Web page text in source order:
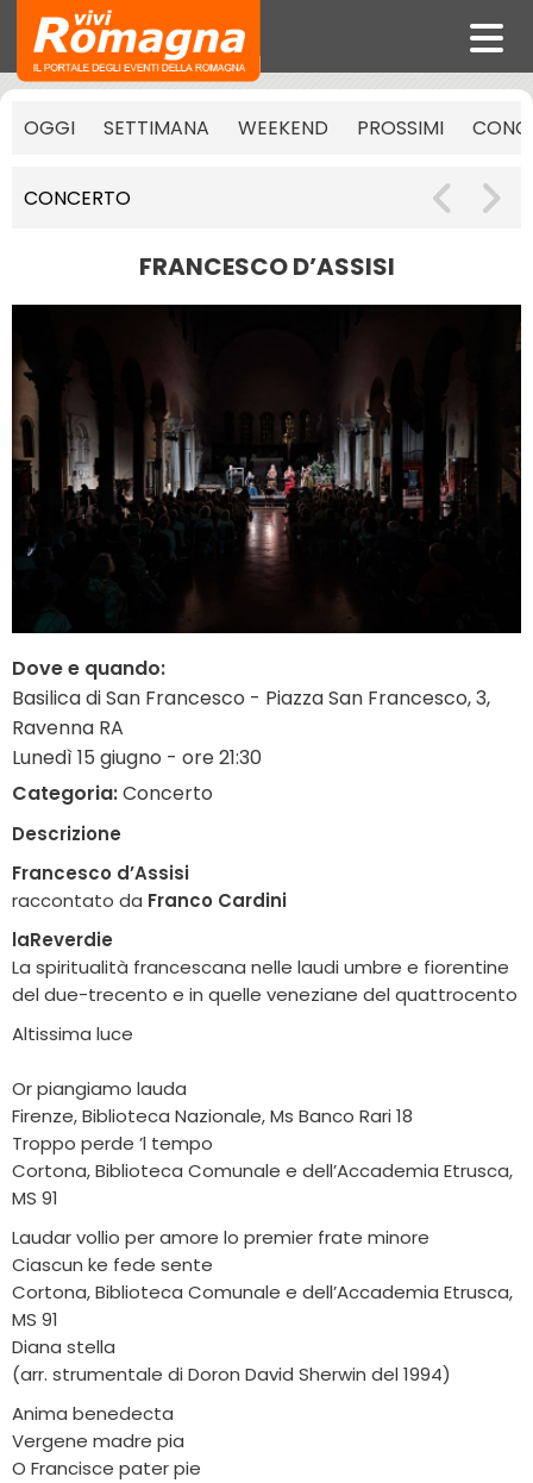
OGGI SETTIMANA WEEKEND PROSSIMI
CONCERTO
FRANCESCO D’ASSISI
Dove e quando:
Basilica di San Francesco - Piazza San Francesco, 3,
Ravenna RA
Lunedì 15 giugno - ore 21:30
Categoria:Concerto
Descrizione
Francesco d’Assisi
raccontato da Franco Cardini
laReverdie
La spiritualità francescana nelle laudi umbre e fiorentine
del due-trecento e in quelle veneziane del quattrocento
Altissima luce
Or piangiamo lauda
Firenze, Biblioteca Nazionale, Ms Banco Rari 18
Troppo perde ’l tempo
Cortona, Biblioteca Comunale e dell’Accademia Etrusca,
MS 91
Laudar vollio per amore lo premier frate minore
Ciascun ke fede sente
Cortona, Biblioteca Comunale e dell’Accademia Etrusca,
MS 91
Diana stella
(arr. strumentale di Doron David Sherwin del 1994)
Anima benedecta
Vergene madre pia
O Francisce pater pie